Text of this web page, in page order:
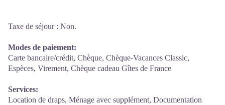
Taxe de séjour : Non.
Modes de paiement:
Carte bancaire/crédit, Chèque, Chèque-Vacances Classic,
Espèces, Virement, Chèque cadeau Gîtes de France
Services:
Location de draps, Ménage avec supplément, Documentation